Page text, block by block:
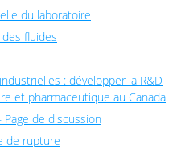
du laboratoire
des fluides
: développer la R&D
et pharmaceutique au Canada
de discussion
de rupture